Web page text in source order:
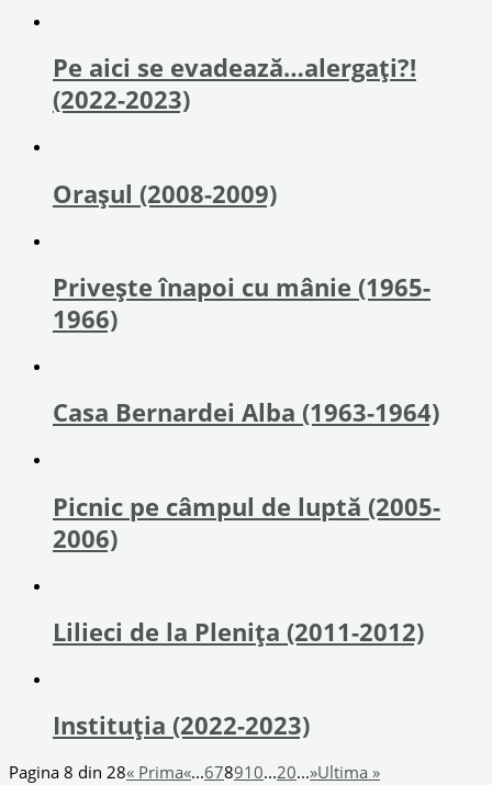
Pe aici se evadează…alergați?!
(2022-2023)
Orașul (2008-2009)
Privește înapoi cu mânie (1965-
1966)
Casa Bernardei Alba (1963-1964)
Picnic pe câmpul de luptă (2005-
2006)
Lilieci de la Pleniţa (2011-2012)
Instituția (2022-2023)
Pagina 8 din 28« Prima«...678910...20...»Ultima »